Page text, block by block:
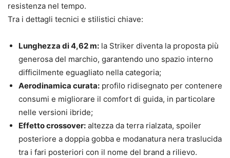
resistenza nel tempo.
Tra i dettagli tecnici e stilistici chiave:
Lunghezza di 4,62 m: la Striker diventa la proposta più
generosa del marchio, garantendo uno spazio interno
difficilmente eguagliato nella categoria;
Aerodinamica curata: profilo ridisegnato per contenere
consumi e migliorare il comfort di guida, in particolare
nelle versioni ibride;
Effetto crossover: altezza da terra rialzata, spoiler
posteriore a doppia gobba e modanatura nera traslucida
tra i fari posteriori con il nome del brand a rilievo.